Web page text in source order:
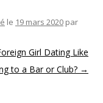
le 19 mars 2020 par
Girl Dating Like
to a Bar or Club? →